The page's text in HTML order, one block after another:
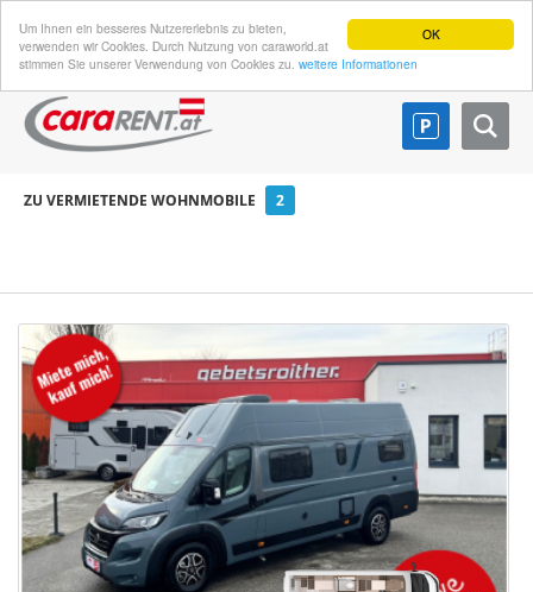
OK
Um Ihnen ein besseres Nutzererlebnis zu bieten,
verwenden wir Cookies. Durch Nutzung von caraworld.at
stimmen Sie unserer Verwendung von Cookies zu. weitere Informationen
ZU VERMIETENDE WOHNMOBILE 2